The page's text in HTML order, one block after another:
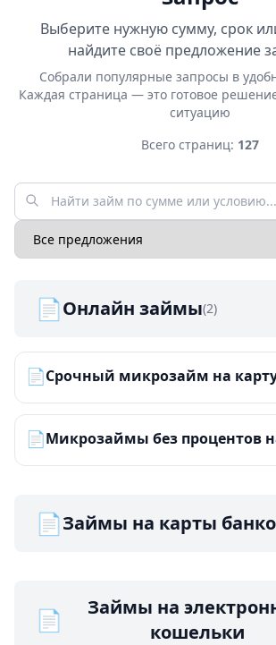
Выберите нужную сумму, срок
найдите своё предложение
Собрали популярные запросы в
Каждая страница — это готовое
ситуацию
Всего страниц: 127
📄Онлайн займы(2)
📄
📄
📄Займы на карты
📄
Займы на
кошельки